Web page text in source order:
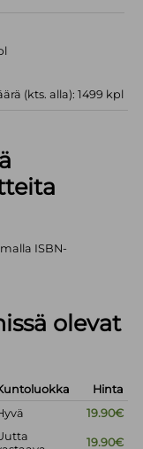
(kts. alla): 1499 kpl
ISBN-
olevat
Hinta
19.90€
19.90€